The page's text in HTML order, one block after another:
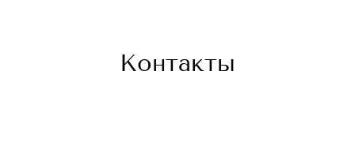
Контакты